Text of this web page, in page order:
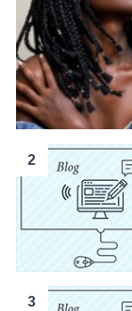
2
3